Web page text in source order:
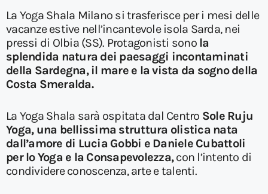
La Yoga Shala Milano si trasferisce per i mesi delle
vacanze estive nell’incantevole isola Sarda, nei
pressi di Olbia (SS). Protagonisti sono la
splendida natura dei paesaggi incontaminati
della Sardegna, il mare e la vista da sogno della
Costa Smeralda.
La Yoga Shala sarà ospitata dal Centro Sole Ruju
Yoga, una bellissima struttura olistica nata
dall’amore di Lucia Gobbi e Daniele Cubattoli
per lo Yoga e la Consapevolezza,con l’intento di
condividere conoscenza, arte e talenti.